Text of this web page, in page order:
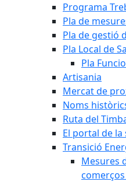
Programa
Pla de
Pla de gestió
Pla Local de
Pla
Artisania
Mercat de
Noms
Ruta del
El portal de la
Transició
Mesures